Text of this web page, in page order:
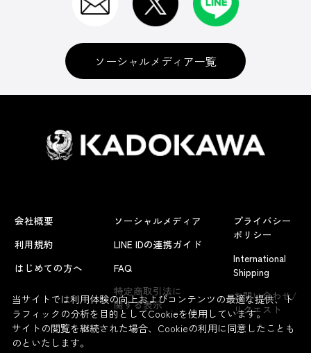
ソーシャルメディア一覧
会社概要
利用規約
はじめての方へ
ソーシャルメディア
LINE IDの連携ガイド
FAQ
特定商取引法に
関する表示
プライバシー
ポリシー
International
Shipping
お問い合わせ/
リクエスト
当サイトでは利用体験の向上およびコンテンツの最適な提供、ト
ラフィックの分析を目的としてCookieを使用しています。
サイトの閲覧を継続された場合、Cookieの利用に同意したことも
のといたします。